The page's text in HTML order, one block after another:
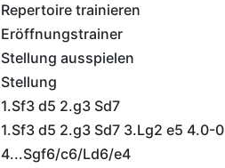
Repertoire trainieren
Eröffnungstrainer
Stellung ausspielen
Stellung
1.Sf3 d5 2.g3 Sd7
1.Sf3 d5 2.g3 Sd7 3.Lg2 e5 4.0-0
4...Sgf6/c6/Ld6/e4